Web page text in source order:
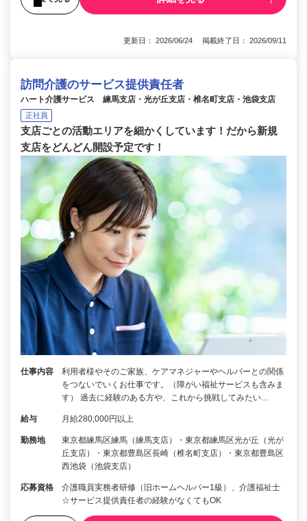
更新日： 2026/06/24 掲載終了日： 2026/09/11
訪問介護のサービス提供責任者
ハート介護サービス 練馬支店・光が丘支店・椎名町支店・池袋支店
正社員
支店ごとの活動エリアを細かくしています！だから新規
支店をどんどん開設予定です！
仕事内容
利用者様やそのご家族、ケアマネジャーやヘルパーとの関係
をつないでいくお仕事です。（障がい福祉サービスも含みま
す） 過去に経験のある方や、これから挑戦してみたい…
給与 月給280,000円以上
勤務地
東京都練馬区練馬（練馬支店）・東京都練馬区光が丘（光が
丘支店）・東京都豊島区長崎（椎名町支店）・東京都豊島区
西池袋（池袋支店）
応募資格
介護職員実務者研修（旧ホームヘルパー1級）、介護福祉士
☆サービス提供責任者の経験がなくてもOK